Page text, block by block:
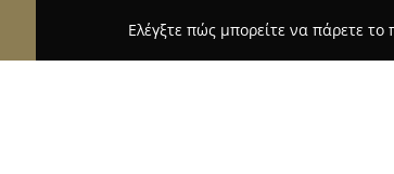
Ελέγξτε πώς μπορείτε να πάρετε